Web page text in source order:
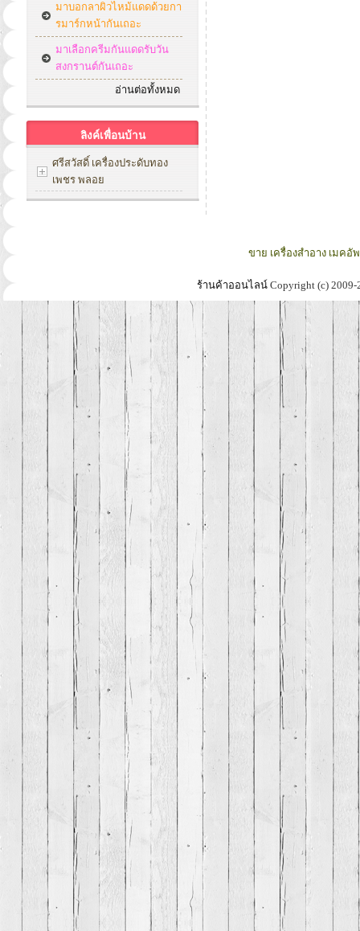
มาบอกลาผิวไหม้แดดด้วยกา
รมาร์กหน้ากันเถอะ
มาเลือกครีมกันแดดรับวัน
สงกรานต์กันเถอะ
อ่านต่อทั้งหมด
ลิงค์เพื่อนบ้าน
ศรีสวัสดิ์ เครื่องประดับทอง
เพชร พลอย
ขาย เครื่องสำอาง เมค
ร้านค้าออนไลน์Copyright (c)